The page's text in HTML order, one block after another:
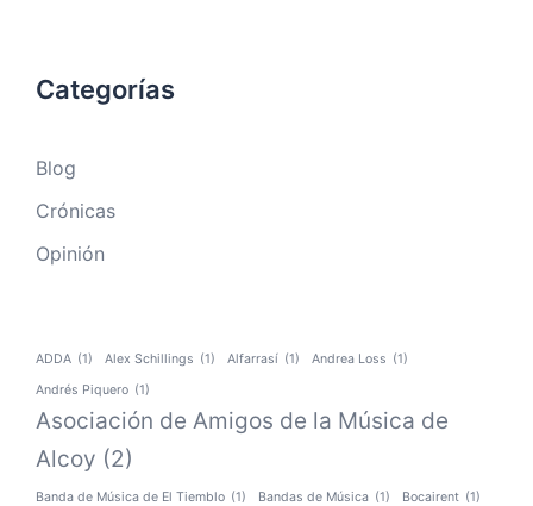
Categorías
Blog
Crónicas
Opinión
ADDA (1) Alex Schillings (1) Alfarrasí (1) Andrea Loss (1)
Andrés Piquero (1)
Asociación de Amigos de la Música de
Alcoy (2)
Banda de Música de El Tiemblo (1) Bandas de Música (1) Bocairent (1)